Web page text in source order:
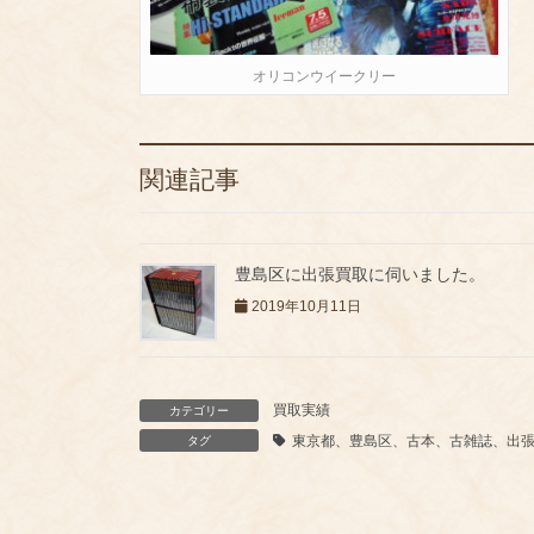
オリコンウイークリー
関連記事
豊島区に出張買取に伺いました。
2019年10月11日
カテゴリー 買取実績
タグ 東京都、豊島区、古本、古雑誌、出